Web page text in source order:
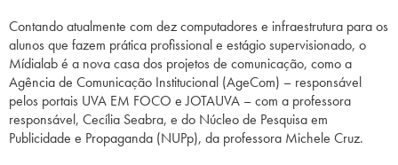
Contando atualmente com dez computadores e infraestrutura para os
alunos que fazem prática profissional e estágio supervisionado, o
Mídialab é a nova casa dos projetos de comunicação, como a
Agência de Comunicação Institucional (AgeCom) – responsável
pelos portais UVA EM FOCO e JOTAUVA – com a professora
responsável, Cecília Seabra, e do Núcleo de Pesquisa em
Publicidade e Propaganda (NUPp), da professora Michele Cruz.